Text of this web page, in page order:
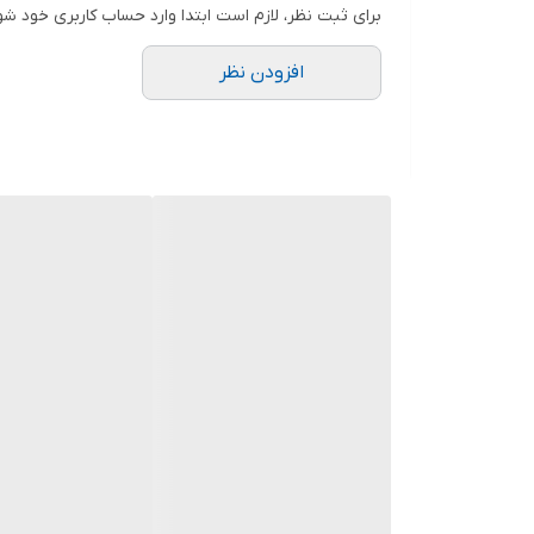
🌟 ۳. دسته چوبی محکم و ارگونومیک
دسته چوبی این مدل فقط زیبا نیست؛
کاملاً محکم
برای ثبت نظر، لازم است ابتدا وارد حساب کاربری خود
افزودن نظر